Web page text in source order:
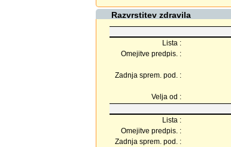
Razvrstitev zdravila
Lista :
Omejitve predpis. :
Zadnja sprem. pod. :
Velja od :
Lista :
Omejitve predpis. :
Zadnja sprem. pod. :